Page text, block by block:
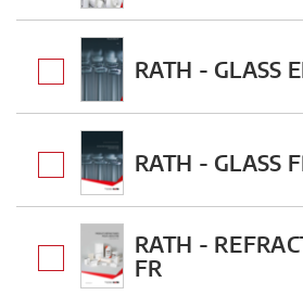
RATH - GLASS
RATH - GLASS
RATH -
FR